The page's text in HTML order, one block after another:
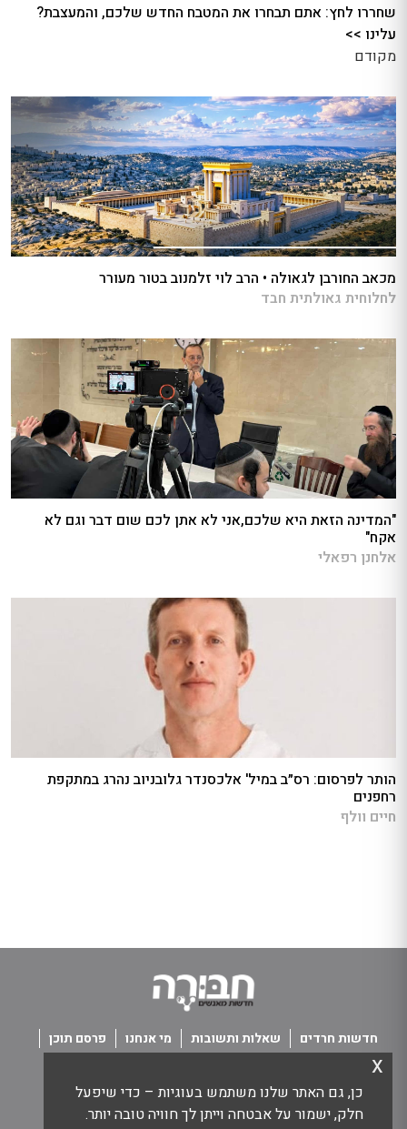
כן, גם האתר שלנו משתמש בעוגיות – כדי שיפעל
חלק, ישמור על אבטחה וייתן לך חוויה טובה יותר.
x
שחררו לחץ: אתם תבחרו את המטבח החדש שלכם, והמעצבת?
עלינו >>
מקודם
מכאב החורבן לגאולה • הרב לוי זלמנוב בטור מעורר
לחלוחית גאולתית חבד
"המדינה הזאת היא שלכם,אני לא אתן לכם שום דבר וגם לא
אקח"
אלחנן רפאלי
הותר לפרסום: רס״ב במיל' אלכסנדר גלובניוב נהרג במתקפת
רחפנים
חיים וולף
חדשות חרדים שאלות ותשובות מי אנחנו
פרסם תוכן
כל הזכויות שמורות חבורה - חדשות מאנשים